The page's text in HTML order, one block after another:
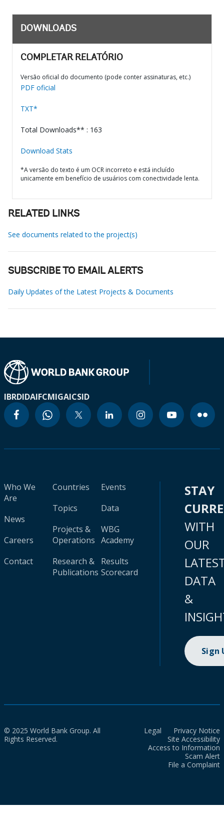
DOWNLOADS
COMPLETAR RELATÓRIO
Versão oficial do documento (pode conter assinaturas, etc.)
PDF oficial
TXT*
Total Downloads** : 163
Download Stats
*A versão do texto é um OCR incorreto e está incluído
unicamente em benefício de usuários com conectividade lenta.
RELATED LINKS
See documents related to the project(s)
SUBSCRIBE TO EMAIL ALERTS
Daily Updates of the Latest Projects & Documents
IBRDIDAIFCMIGAICSID
Who We
Are
News
Careers
Contact
Countries
Topics
Projects &
Operations
Research &
Publications
Events
Data
WBG
Academy
Results
Scorecard
STAY
WITH
OUR
DATA
&
Sign
© 2025 World Bank Group. All
Rights Reserved.
Legal
Privacy Notice
Site Accessibility
Access to Information
Scam Alert
File a Complaint